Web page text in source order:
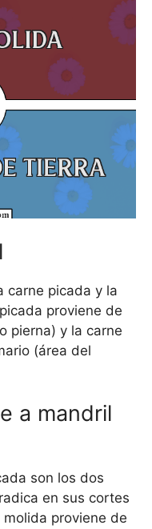
carne picada y la
proviene de
pierna) y la carne
(área del
a mandril
son los dos
en sus cortes
proviene de